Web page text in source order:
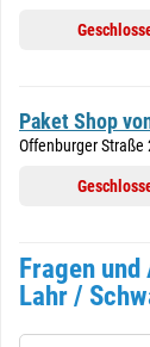
Paket Shop
Offenburger Straße
Fragen
Lahr /